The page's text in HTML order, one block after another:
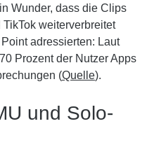
Wunder, dass die Clips
weiterverbreitet
adressierten: Laut
Prozent der Nutzer Apps
(Quelle).
und Solo-